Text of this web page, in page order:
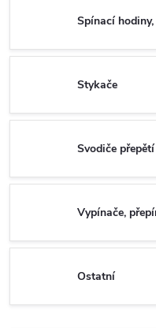
Spínací
Stykače
Svodiče přepětí
Vypínače,
Ostatní